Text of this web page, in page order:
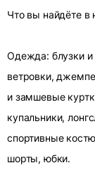
Что вы найдёте в
Одежда: блузки
ветровки,
и замшевые
купальники,
спортивные
шорты, юбки.